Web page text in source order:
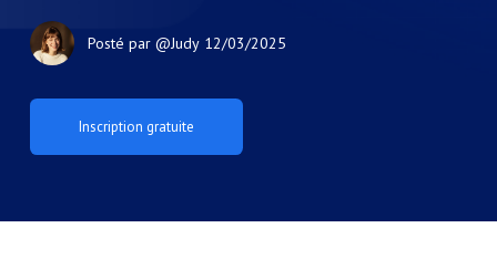
Posté par @Judy 12/03/2025